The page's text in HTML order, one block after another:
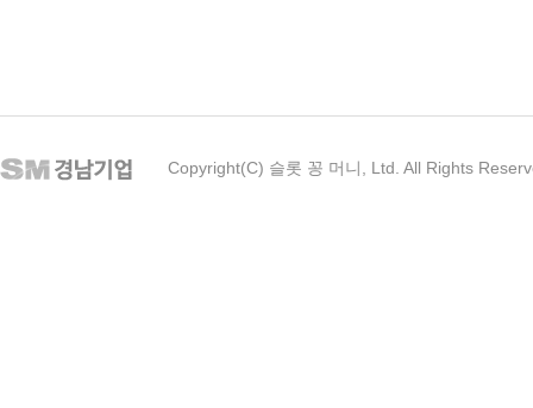
Copyright(C) 슬롯 꽁 머니, Ltd. All Rights